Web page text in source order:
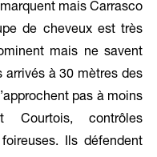
mais Carrasco
de cheveux est très
mais ne savent
arrivés à 30 mètres des
pas à moins
contrôles
Ils défendent